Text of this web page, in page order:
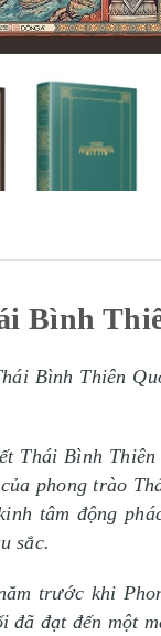
Bình
Bình Thiên
Thái Bình
phong trào
tâm động
sắc.
trước khi
đã đạt đến một